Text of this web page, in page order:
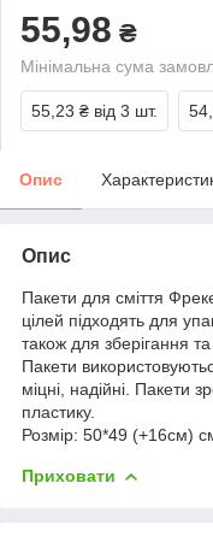
55,98 ₴
Мінімальна сума
55,23 ₴ від 3 шт.
Опис
Опис
Пакети для сміття
цілей підходять для
також для зберігання та
Пакети
міцні, надійні. Пакети
пластику.
Розмір: 50*49 (+16см)
Приховати